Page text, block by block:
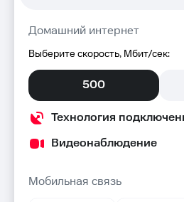
Домашний интернет
Выберите скорость, Мбит/сек:
500
Технология
Видеонаблюдение
Мобильная связь